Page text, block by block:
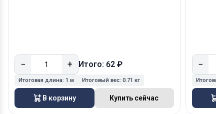
− + Итого: 62 ₽
Итоговая длина: 1 м Итоговый вес: 0.71 кг
В корзину Купить сейчас
−